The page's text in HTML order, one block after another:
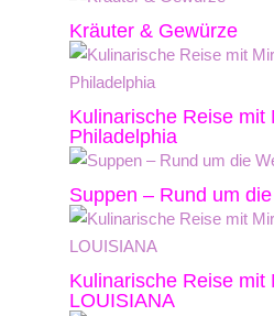
Kräuter & Gewürze
Kulinarische Reise mit
Philadelphia
Suppen – Rund um
Kulinarische Reise mit
LOUISIANA